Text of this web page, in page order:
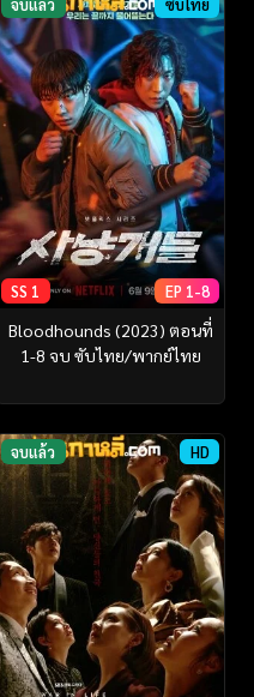
จบแล้ว ซับไทย
SS 1 EP 1-8
Bloodhounds (2023) ตอนที่
1-8 จบ ซับไทย/พากย์ไทย
จบแล้ว HD